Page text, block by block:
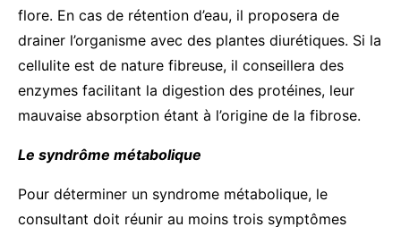
flore. En cas de rétention d’eau, il proposera de
drainer l’organisme avec des plantes diurétiques. Si la
cellulite est de nature fibreuse, il conseillera des
enzymes facilitant la digestion des protéines, leur
mauvaise absorption étant à l’origine de la fibrose.
Le syndrôme métabolique
Pour déterminer un syndrome métabolique, le
consultant doit réunir au moins trois symptômes